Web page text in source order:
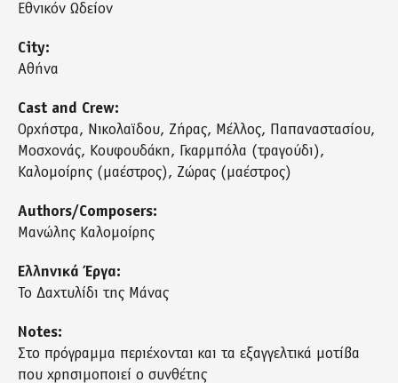
Εθνικόν Ωδείον
City:
Αθήνα
Cast and Crew:
Ορχήστρα, Νικολαϊδου, Ζήρας, Μέλλος, Παπαναστασίου,
Μοσχονάς, Κουφουδάκη, Γκαρμπόλα (τραγούδι),
Καλομοίρης (μαέστρος), Ζώρας (μαέστρος)
Authors/Composers:
Μανώλης Καλομοίρης
Ελληνικά Έργα:
Το Δαχτυλίδι της Μάνας
Notes:
Στο πρόγραμμα περιέχονται και τα εξαγγελτικά μοτίβα
που χρησιμοποιεί ο συνθέτης